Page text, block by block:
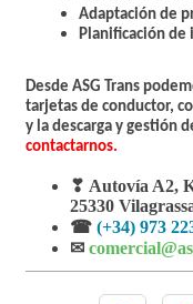
Adaptación de
Planificación de
Desde ASG Trans
tarjetas de conductor,
y la descarga y gestión
contactarnos.
❣ Autovía A2,
25330
☎ (+34) 973
✉